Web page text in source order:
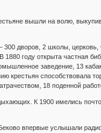
вышли на волю,
дворов, 2 школы, церковь,
году открыта частная
заведение, 13
крестьян способствовала
18 поденной
К 1900 имелись
впервые услышали